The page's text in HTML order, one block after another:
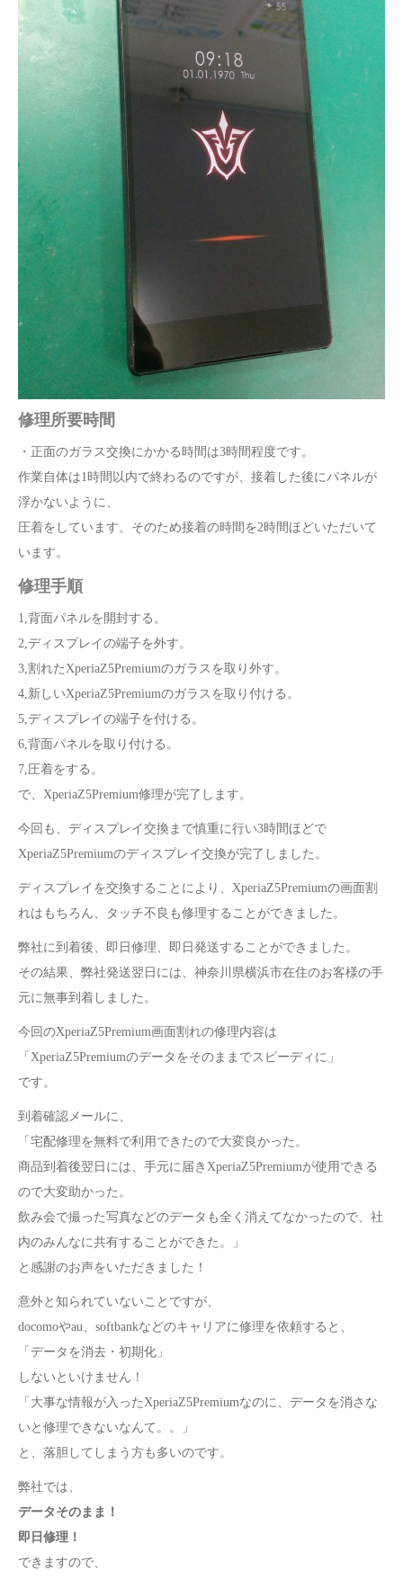
修理所要時間
・正面のガラス交換にかかる時間は3時間程度です。
作業自体は1時間以内で終わるのですが、接着した後にパネルが
浮かないように、
圧着をしています。そのため接着の時間を2時間ほどいただいて
います。
修理手順
1,背面パネルを開封する。
2,ディスプレイの端子を外す。
3,割れたXperiaZ5Premiumのガラスを取り外す。
4,新しいXperiaZ5Premiumのガラスを取り付ける。
5,ディスプレイの端子を付ける。
6,背面パネルを取り付ける。
7,圧着をする。
で、XperiaZ5Premium修理が完了します。
今回も、ディスプレイ交換まで慎重に行い3時間ほどで
XperiaZ5Premiumのディスプレイ交換が完了しました。
ディスプレイを交換することにより、 XperiaZ5Premiumの画面割
れはもちろん、タッチ不良も修理することができました。
弊社に到着後、即日修理、即日発送することができました。
その結果、弊社発送翌日には、神奈川県横浜市在住のお客様の手
元に無事到着しました。
今回のXperiaZ5Premium画面割れの修理内容は
「XperiaZ5Premiumのデータをそのままでスピーディに」
です。
到着確認メールに、
「宅配修理を無料で利用できたので大変良かった。
商品到着後翌日には、手元に届きXperiaZ5Premiumが使用できる
ので大変助かった。
飲み会で撮った写真などのデータも全く消えてなかったので、社
内のみんなに共有することができた。」
と感謝のお声をいただきました！
意外と知られていないことですが、
docomoやau、softbankなどのキャリアに修理を依頼すると、
「データを消去・初期化」
しないといけません！
「大事な情報が入ったXperiaZ5Premiumなのに、データを消さな
いと修理できないなんて。。」
と、落胆してしまう方も多いのです。
弊社では、
データそのまま！
即日修理！
できますので、